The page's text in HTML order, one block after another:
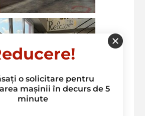
o solicitare pentru
mașinii în decurs de 5
minute